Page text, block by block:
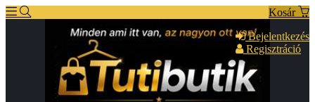
Kosár
Bejelentkezés
Regisztráció